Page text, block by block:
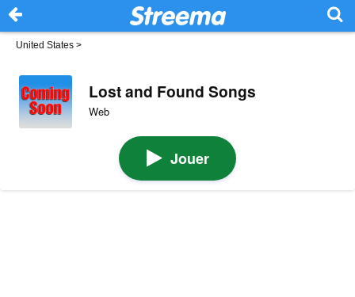
United States >
Lost and Found Songs
Web
Jouer